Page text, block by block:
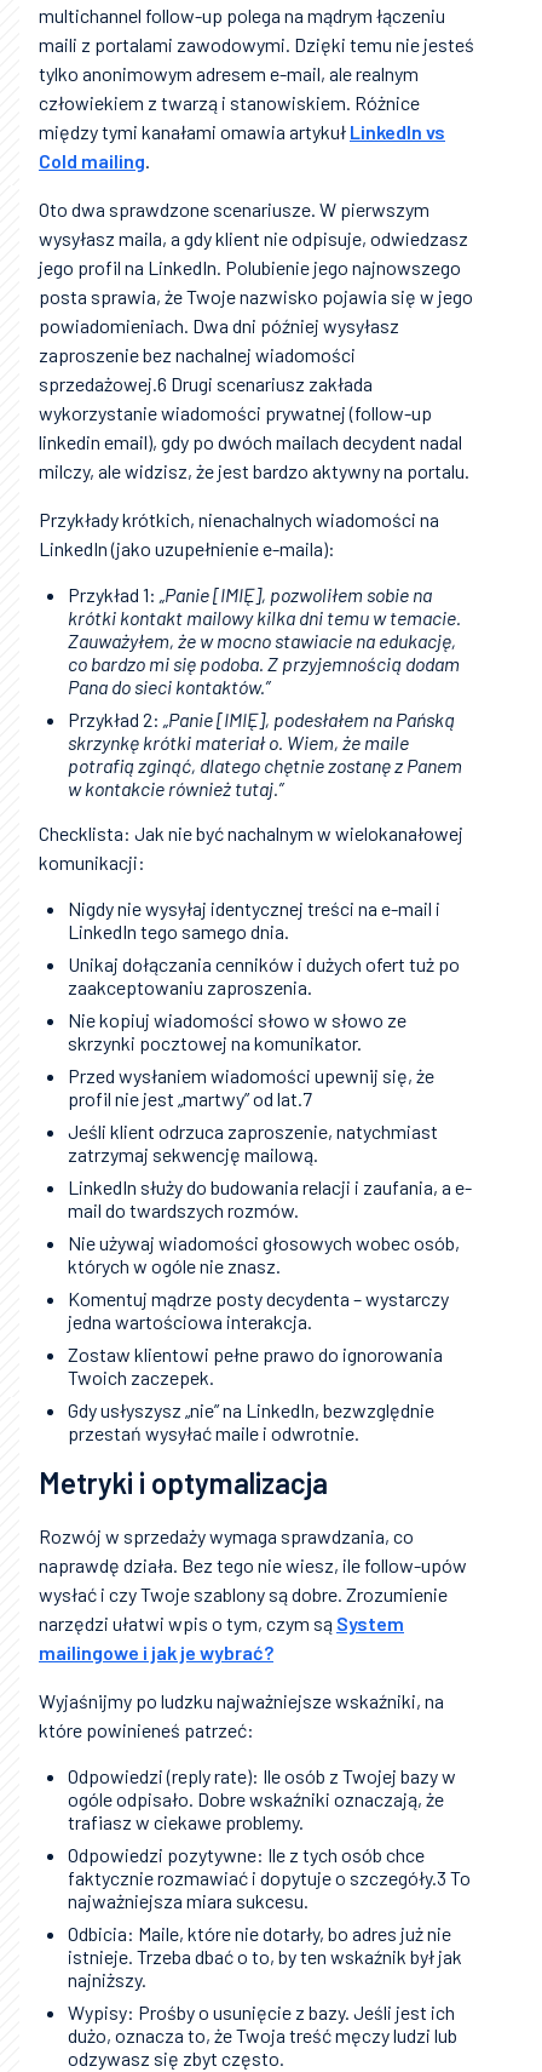
multichannel follow-up polega na mądrym łączeniu
maili z portalami zawodowymi. Dzięki temu nie jesteś
tylko anonimowym adresem e-mail, ale realnym
człowiekiem z twarzą i stanowiskiem. Różnice
między tymi kanałami omawia artykuł LinkedIn vs
Cold mailing.
Oto dwa sprawdzone scenariusze. W pierwszym
wysyłasz maila, a gdy klient nie odpisuje, odwiedzasz
jego profil na LinkedIn. Polubienie jego najnowszego
posta sprawia, że Twoje nazwisko pojawia się w jego
powiadomieniach. Dwa dni później wysyłasz
zaproszenie bez nachalnej wiadomości
sprzedażowej.6 Drugi scenariusz zakłada
wykorzystanie wiadomości prywatnej (follow-up
linkedin email), gdy po dwóch mailach decydent nadal
milczy, ale widzisz, że jest bardzo aktywny na portalu.
Przykłady krótkich, nienachalnych wiadomości na
LinkedIn (jako uzupełnienie e-maila):
Przykład 1: „Panie [IMIĘ], pozwoliłem sobie na
krótki kontakt mailowy kilka dni temu w temacie.
Zauważyłem, że w mocno stawiacie na edukację,
co bardzo mi się podoba. Z przyjemnością dodam
Pana do sieci kontaktów.”
Przykład 2: „Panie [IMIĘ], podesłałem na Pańską
skrzynkę krótki materiał o. Wiem, że maile
potrafią zginąć, dlatego chętnie zostanę z Panem
w kontakcie również tutaj.”
Checklista: Jak nie być nachalnym w wielokanałowej
komunikacji:
Nigdy nie wysyłaj identycznej treści na e-mail i
LinkedIn tego samego dnia.
Unikaj dołączania cenników i dużych ofert tuż po
zaakceptowaniu zaproszenia.
Nie kopiuj wiadomości słowo w słowo ze
skrzynki pocztowej na komunikator.
Przed wysłaniem wiadomości upewnij się, że
profil nie jest „martwy” od lat.7
Jeśli klient odrzuca zaproszenie, natychmiast
zatrzymaj sekwencję mailową.
LinkedIn służy do budowania relacji i zaufania, a e-
mail do twardszych rozmów.
Nie używaj wiadomości głosowych wobec osób,
których w ogóle nie znasz.
Komentuj mądrze posty decydenta – wystarczy
jedna wartościowa interakcja.
Zostaw klientowi pełne prawo do ignorowania
Twoich zaczepek.
Gdy usłyszysz „nie” na LinkedIn, bezwzględnie
przestań wysyłać maile i odwrotnie.
Metryki i optymalizacja
Rozwój w sprzedaży wymaga sprawdzania, co
naprawdę działa. Bez tego nie wiesz, ile follow-upów
wysłać i czy Twoje szablony są dobre. Zrozumienie
narzędzi ułatwi wpis o tym, czym są System
mailingowe i jak je wybrać?
Wyjaśnijmy po ludzku najważniejsze wskaźniki, na
które powinieneś patrzeć:
Odpowiedzi (reply rate): Ile osób z Twojej bazy w
ogóle odpisało. Dobre wskaźniki oznaczają, że
trafiasz w ciekawe problemy.
Odpowiedzi pozytywne: Ile z tych osób chce
faktycznie rozmawiać i dopytuje o szczegóły.3 To
najważniejsza miara sukcesu.
Odbicia: Maile, które nie dotarły, bo adres już nie
istnieje. Trzeba dbać o to, by ten wskaźnik był jak
najniższy.
Wypisy: Prośby o usunięcie z bazy. Jeśli jest ich
dużo, oznacza to, że Twoja treść męczy ludzi lub
odzywasz się zbyt często.